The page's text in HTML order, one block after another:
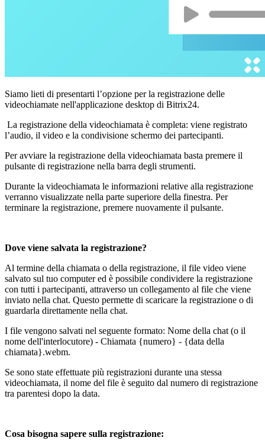
Siamo lieti di presentarti l’opzione per la registrazione delle
videochiamate nell'applicazione desktop di Bitrix24.
La registrazione della videochiamata è completa: viene registrato
l’audio, il video e la condivisione schermo dei partecipanti.
Per avviare la registrazione della videochiamata basta premere il
pulsante di registrazione nella barra degli strumenti.
Durante la videochiamata le informazioni relative alla registrazione
verranno visualizzate nella parte superiore della finestra. Per
terminare la registrazione, premere nuovamente il pulsante.
Dove viene salvata la registrazione?
Al termine della chiamata o della registrazione, il file video viene
salvato sul tuo computer ed è possibile condividere la registrazione
con tutti i partecipanti, attraverso un collegamento al file che viene
inviato nella chat. Questo permette di scaricare la registrazione o di
guardarla direttamente nella chat.
I file vengono salvati nel seguente formato: Nome della chat (o il
nome dell'interlocutore) - Chiamata {numero} - {data della
chiamata}.webm.
Se sono state effettuate più registrazioni durante una stessa
videochiamata, il nome del file è seguito dal numero di registrazione
tra parentesi dopo la data.
Cosa bisogna sapere sulla registrazione: